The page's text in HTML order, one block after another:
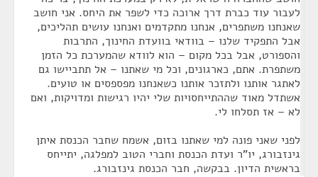
לעבור עוד כברת דרך ארוכה כדי לשפר את היחס. אני חושב
שאנחנו משתפרים, אנחנו מתקדמים ואנחנו עושים תהליכים,
אבל התפקיד שלנו – בוודאי בוועדת החינוך, התרבות
והספורט, אבל בכל מקום – הוא לוודא שהמערכת כל הזמן
משתפרת. אתם, כארגונים, וכל מי שאתנו – אל תתביישו גם
לאתגר אותנו ולתזכר אותנו כשאנחנו מפספסים או טועים.
אשתדל מאוד שההתייחסויות שלי יהיו רגישות ומדויקות, ואם
לא – אז תסלחו לי.
לפני שאני פונה למי שאתנו בזום, אשמח שחבר הכנסת איתן
גינזבורג, יו"ר ועדת הכנסת וחברי הטוב למפלגה, יתייחס
בראשית הדיון. בבקשה, חבר הכנסת גינזבורג.